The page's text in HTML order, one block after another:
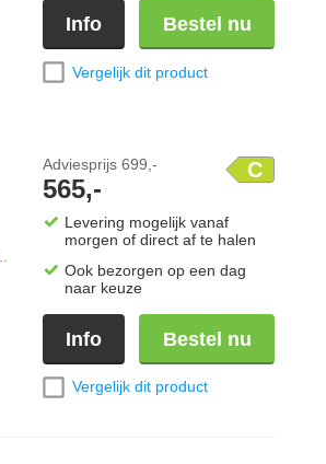
Info Bestel nu
Vergelijk dit product
C
Adviesprijs 699,-
565,-
Levering mogelijk vanaf
morgen of direct af te halen
Ook bezorgen op een dag
naar keuze
Info Bestel nu
Vergelijk dit product